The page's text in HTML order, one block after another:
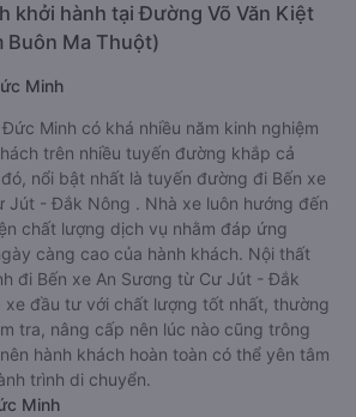
khởi hành tại Đường Võ Văn Kiệt
Buôn Ma Thuột)
Minh
Minh có khá nhiều năm kinh nghiệm
trên nhiều tuyến đường khắp cả
nổi bật nhất là tuyến đường đi Bến xe
Jút - Đắk Nông . Nhà xe luôn hướng đến
chất lượng dịch vụ nhằm đáp ứng
càng cao của hành khách. Nội thất
đi Bến xe An Sương từ Cư Jút - Đắk
xe đầu tư với chất lượng tốt nhất, thường
tra, nâng cấp nên lúc nào cũng trông
hành khách hoàn toàn có thể yên tâm
trình di chuyển.
Minh